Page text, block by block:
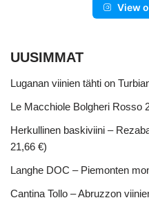
View
UUSIMMAT
Luganan viinien tähti on
Le Macchiole Bolgheri Rosso
Herkullinen baskiviini –
21,66 €)
Langhe DOC – Piemonten
Cantina Tollo – Abruzzon